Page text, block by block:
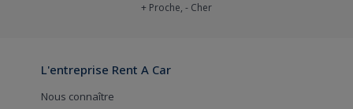
+ Proche, - Cher
L'entreprise Rent A Car
Nous connaître